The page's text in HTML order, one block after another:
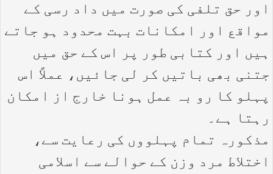
اور حق تلفی کی صورت میں داد رسی کے
مواقع اور امکانات بہت محدود ہو جاتے
ہیں اور کتابی طور پر اس کے حق میں
جتنی بھی باتیں کر لی جائیں، عملاً اس
پہلو کا رو بہ عمل ہونا خارج از امکان
رہتا ہے۔
مذکورہ تمام پہلووں کی رعایت سے،
اختلاط مرد وزن کے حوالے سے اسلامی